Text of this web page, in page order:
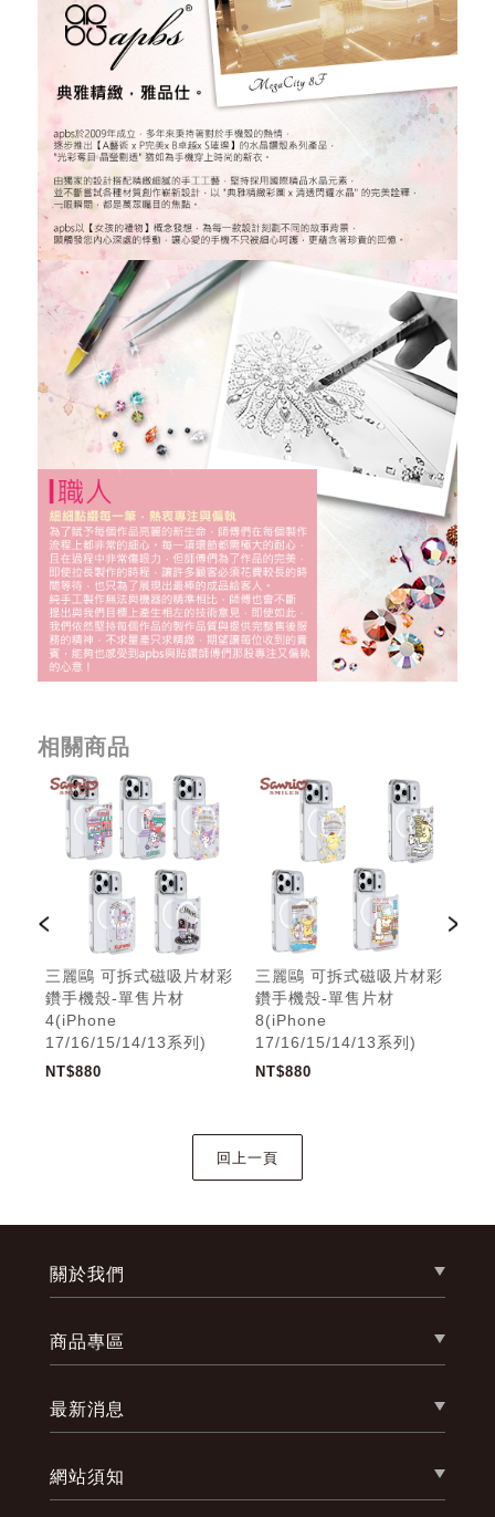
相關商品
三麗鷗 可拆式磁吸片材彩
鑽手機殼-單售片材
4(iPhone
17/16/15/14/13系列)
NT$880
三麗鷗 可拆式磁吸片材彩
鑽手機殼-單售片材
8(iPhone
17/16/15/14/13系列)
NT$880
關於我們
商品專區
最新消息
網站須知